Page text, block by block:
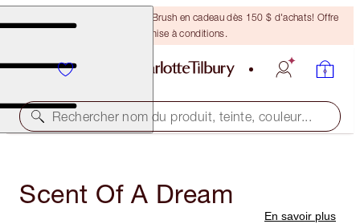
Recevez un pinceau Bronzing Brush en cadeau dès 150 $ d'achats! Offre
soumise à conditions.
Rechercher nom du produit, teinte, couleur...
Scent Of A Dream
En savoir plus